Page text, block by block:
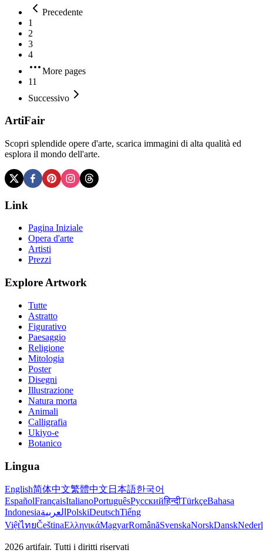
Precedente
1
2
3
4
More pages
11
Successivo
ArtiFair
Scopri splendide opere d'arte, scarica immagini di alta qualità ed
esplora il mondo dell'arte.
Link
Pagina Iniziale
Opera d'arte
Artisti
Prezzi
Explore Artwork
Tutte
Astratto
Figurativo
Paesaggio
Religione
Mitologia
Poster
Disegni
Illustrazione
Natura morta
Animali
Calligrafia
Ukiyo-e
Botanico
Lingua
English简体中文繁體中文 日本語한국어
EspañolFrançaisItalianoPortuguêsРусскийहिन्दीTürkçeBahasa
Indonesiaالعربية PolskiDeutschTiếng
ViệtไทยČeštinaΕλληνικάMagyarRomânăSvenskaNorskDansk
2026 artifair. Tutti i diritti riservati